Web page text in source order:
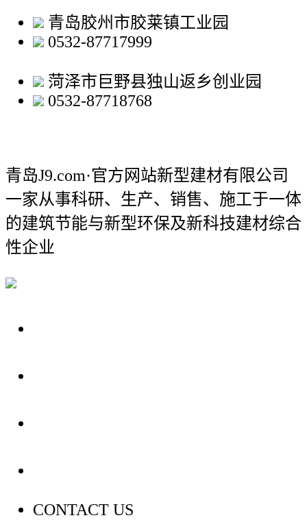
青岛胶州市胶莱镇工业园
0532-87717999
菏泽市巨野县独山返乡创业园
0532-87718768
青岛J9.com·官方网站新型建材有限公司
一家从事科研、生产、销售、施工于一体
的建筑节能与新型环保及新科技建材综合
性企业
CONTACT US